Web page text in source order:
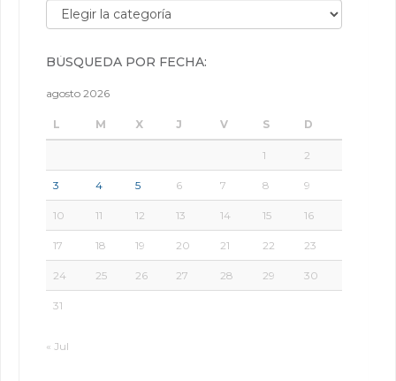
Búsqueda por categorías:
BÚSQUEDA POR FECHA:
agosto 2026
L M X J V S D
1 2
3 4 5 6 7 8 9
10 11 12 13 14 15 16
17 18 19 20 21 22 23
24 25 26 27 28 29 30
31
« Jul